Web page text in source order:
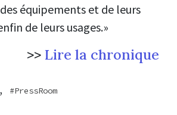
équipements et de leurs
de leurs usages.»
>> Lire la chronique
, PressRoom